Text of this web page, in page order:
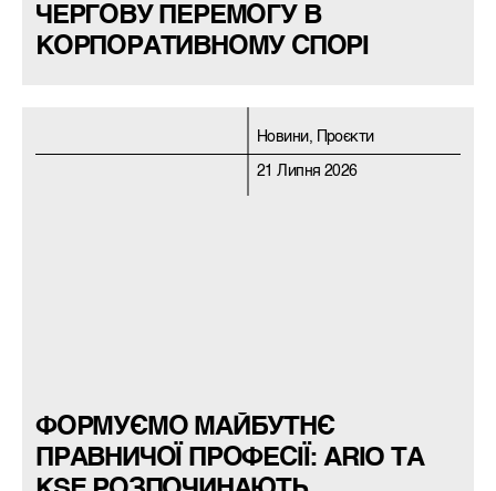
ЧЕРГОВУ ПЕРЕМОГУ В
КОРПОРАТИВНОМУ СПОРІ
Новини, Проєкти
21 Липня 2026
ФОРМУЄМО МАЙБУТНЄ
ПРАВНИЧОЇ ПРОФЕСІЇ: ARIO ТА